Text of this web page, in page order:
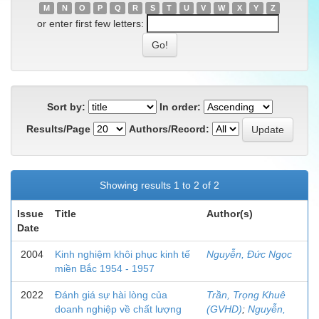
M
N O P Q R S T U V W X Y Z
or enter first few letters:
Sort by:
In order:
Results/Page
Authors/Record:
Showing results 1 to 2 of 2
Issue
Date
Title Author(s)
2004
Kinh nghiệm khôi phục kinh tế
miền Bắc 1954 - 1957
Nguyễn, Đức Ngọc
2022
Đánh giá sự hài lòng của
doanh nghiệp về chất lượng
Trần, Trọng Khuê
(GVHD); Nguyễn,